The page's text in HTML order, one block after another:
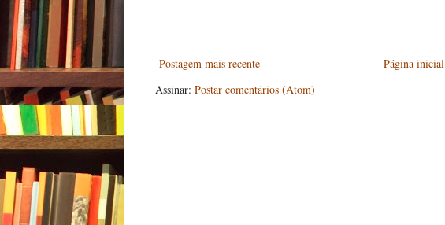
Postagem mais recente
Página inicial
Assinar: Postar comentários (Atom)